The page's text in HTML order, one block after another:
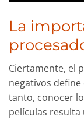
La
Ciertamente, el
negativos
tanto, conocer
películas